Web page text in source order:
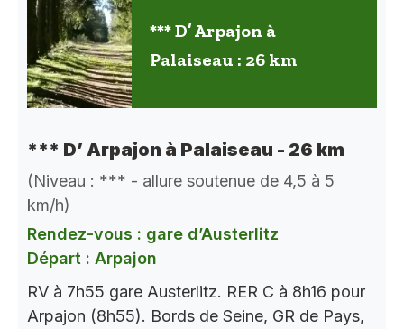
*** D’ Arpajon à
Palaiseau : 26 km
*** D’ Arpajon à Palaiseau - 26 km
(Niveau : *** - allure soutenue de 4,5 à 5
km/h)
Rendez-vous : gare d’Austerlitz
Départ : Arpajon
RV à 7h55 gare Austerlitz. RER C à 8h16 pour
Arpajon (8h55). Bords de Seine, GR de Pays,